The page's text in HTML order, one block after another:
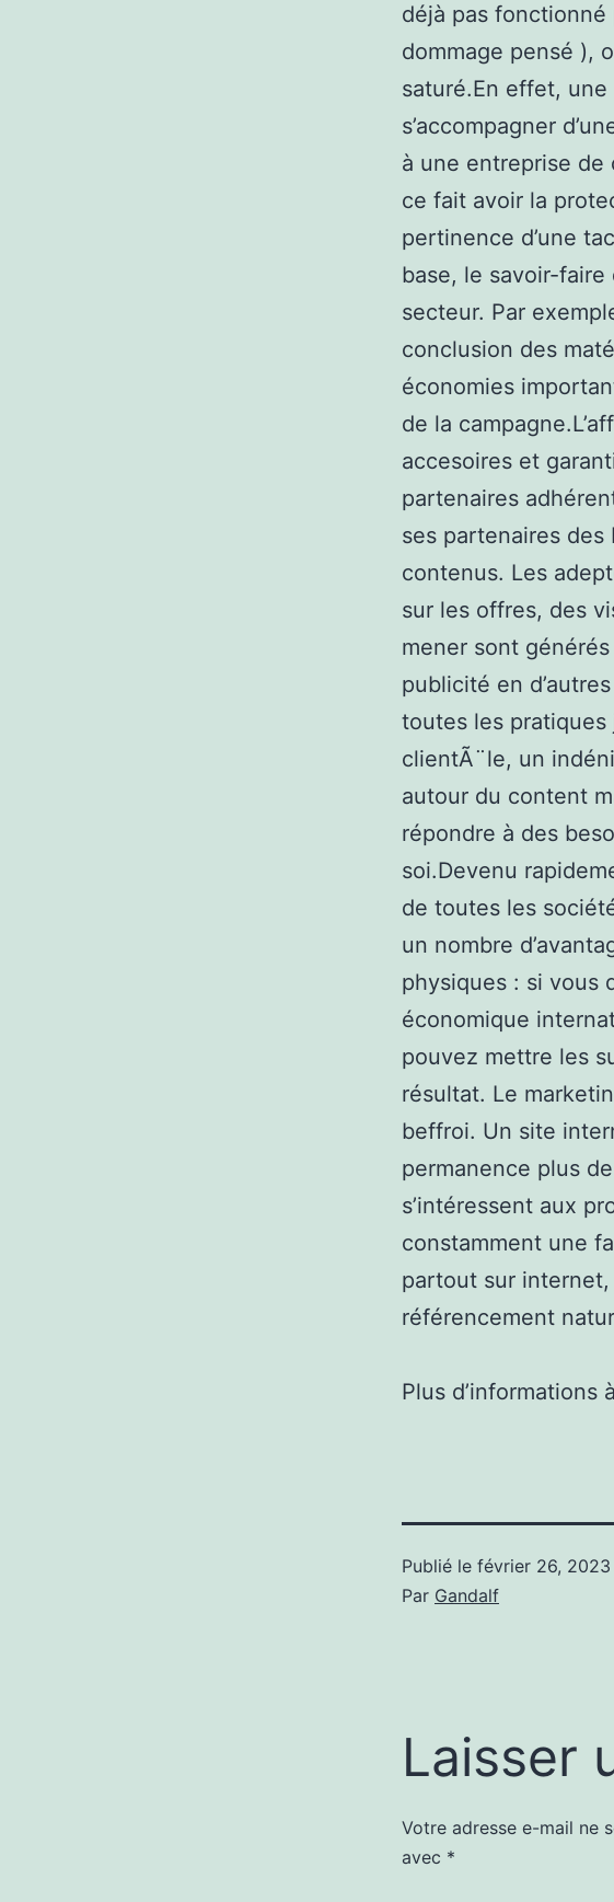
déjà pas fonctionné
dommage pensé ),
saturé.En effet,
s’accompagner
à une entreprise de
ce fait avoir la
pertinence d’une
base, le savoir-faire
secteur. Par
conclusion des
économies
de la
accesoires et
partenaires
ses partenaires
contenus. Les
sur les offres, des
mener sont
publicité en
toutes les pratiques
clientÃ¨le, un
autour du content
répondre à des
soi.Devenu
de toutes les
un nombre
physiques : si vous
économique
pouvez mettre les
résultat. Le
beffroi. Un site
permanence plus
s’intéressent aux
constamment une
partout sur
référencement
Plus d’informations
Publié le février 26, 2023
Par Gandalf
Laisser
Votre adresse e-mail ne
avec *